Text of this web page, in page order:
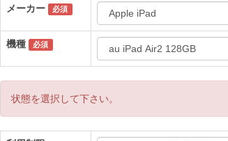
メーカー 必須
機種 必須
状態を選択して下さい。